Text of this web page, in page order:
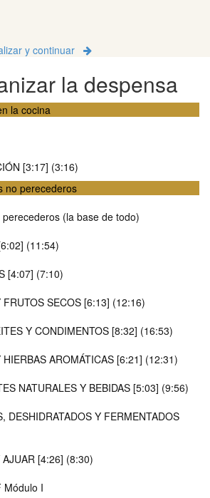
y continuar
la despensa
la cocina
[3:17] (3:16)
no perecederos
(la base de todo)
(11:54)
[4:07] (7:10)
FRUTOS SECOS [6:13] (12:16)
Y CONDIMENTOS [8:32] (16:53)
HIERBAS AROMÁTICAS [6:21] (12:31)
NATURALES Y BEBIDAS [5:03] (9:56)
DESHIDRATADOS Y FERMENTADOS
AJUAR [4:26] (8:30)
Módulo I